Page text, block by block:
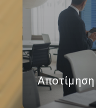
Αποτίμηση